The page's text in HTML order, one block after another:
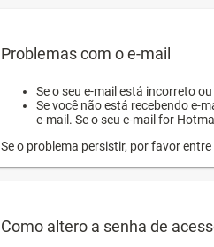
Problemas com o e-mail
Se o seu e-mail está incorreto
Se você não está recebendo e-
e-mail. Se o seu e-mail for
Se o problema persistir, por favor
Como altero a senha de